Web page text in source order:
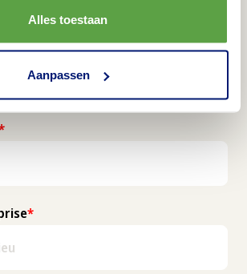
Alles toestaan
Aanpassen